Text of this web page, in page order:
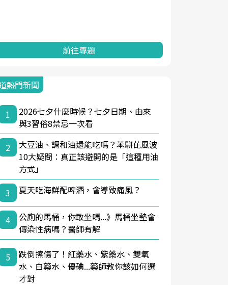
熱門新聞
1
2026七夕什麼時候？七夕日期、由來
與3習俗8禁忌一次看
2
大豆油、調和油還能吃嗎？苯駢芘風波
10大疑問：真正該避開的是「這種用油
方式」
3
夏天吃海鮮配啤酒，會導致痛風？
4
公廁的馬桶，你敢坐嗎...》馬桶坐墊會
傳染性病嗎？醫師有解
5
跌倒擦傷了！紅藥水、紫藥水、雙氧
水、白藥水、優碘...藥師教你該如何選
才對